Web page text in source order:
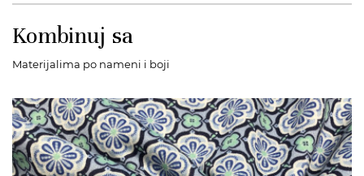
Kombinuj sa
Materijalima po nameni i boji